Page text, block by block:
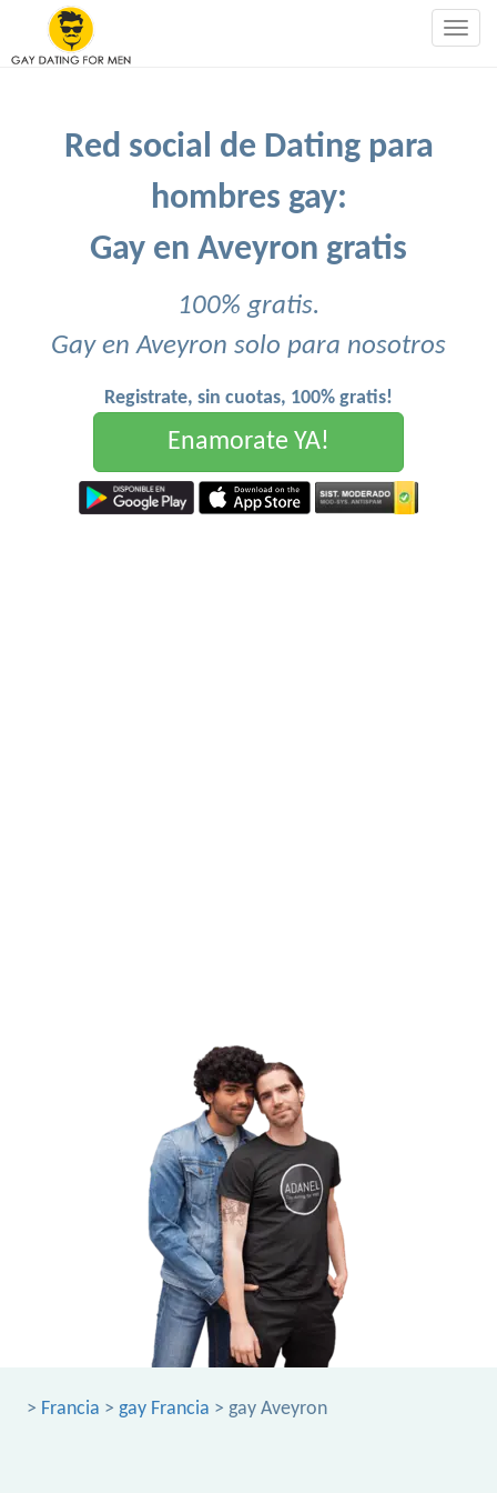
Red social de Dating para
hombres gay:
Gay en Aveyron gratis
100% gratis.
Gay en Aveyron solo para nosotros
Registrate, sin cuotas, 100% gratis!
Enamorate YA!
> Francia > gay Francia > gay Aveyron